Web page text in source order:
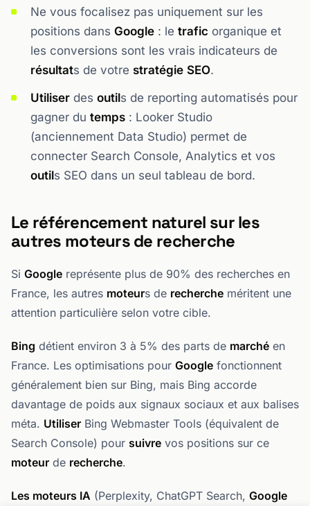
Ne vous focalisez pas uniquement sur les
positions dans Google : le trafic organique et
les conversions sont les vrais indicateurs de
résultats de votre stratégie SEO.
Utiliser des outils de reporting automatisés pour
gagner du temps : Looker Studio
(anciennement Data Studio) permet de
connecter Search Console, Analytics et vos
outils SEO dans un seul tableau de bord.
Le référencement naturel sur les
autres moteurs de recherche
Si Google représente plus de 90% des recherches en
France, les autres moteurs de recherche méritent une
attention particulière selon votre cible.
Bing détient environ 3 à 5% des parts de marché en
France. Les optimisations pour Google fonctionnent
généralement bien sur Bing, mais Bing accorde
davantage de poids aux signaux sociaux et aux balises
méta. Utiliser Bing Webmaster Tools (équivalent de
Search Console) pour suivre vos positions sur ce
moteur de recherche.
Les moteurs IA (Perplexity, ChatGPT Search, Google